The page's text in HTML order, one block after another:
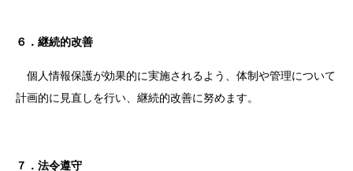
６．継続的改善
個人情報保護が効果的に実施されるよう、体制や管理について
計画的に見直しを行い、継続的改善に努めます。
７．法令遵守